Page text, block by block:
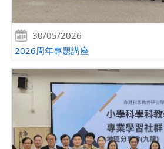
30/05/2026
2026周年專題講座